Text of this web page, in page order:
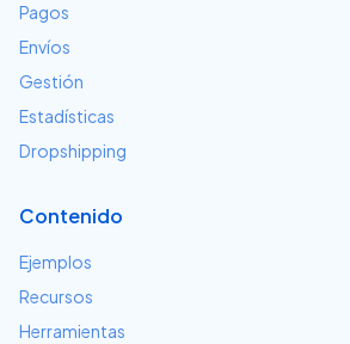
Pagos
Envíos
Gestión
Estadísticas
Dropshipping
Contenido
Ejemplos
Recursos
Herramientas